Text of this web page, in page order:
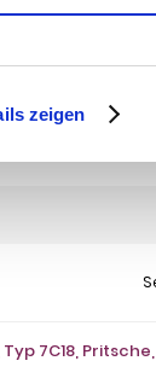
zeigen
Typ 7C18,
Koffer,
7C18,